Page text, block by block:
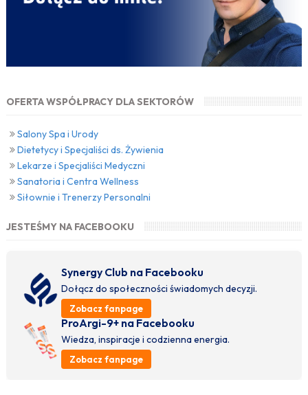
OFERTA WSPÓŁPRACY DLA SEKTORÓW
Salony Spa i Urody
Dietetycy i Specjaliści ds. Żywienia
Lekarze i Specjaliści Medyczni
Sanatoria i Centra Wellness
Siłownie i Trenerzy Personalni
JESTEŚMY NA FACEBOOKU
Synergy Club na Facebooku
Dołącz do społeczności świadomych decyzji.
Zobacz fanpage
ProArgi-9+ na Facebooku
Wiedza, inspiracje i codzienna energia.
Zobacz fanpage